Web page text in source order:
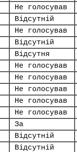
Не голосував
Відсутній
Не голосував
Відсутній
Відсутня
Не голосував
Не голосував
Не голосував
Не голосував
Не голосував
За
Відсутній
Відсутній